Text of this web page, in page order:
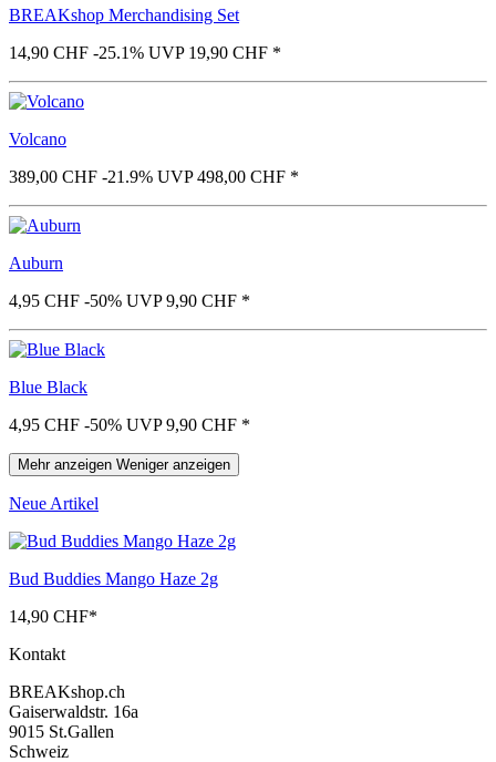
BREAKshop Merchandising Set
14,90 CHF -25.1% UVP 19,90 CHF *
Volcano
389,00 CHF -21.9% UVP 498,00 CHF *
Auburn
4,95 CHF -50% UVP 9,90 CHF *
Blue Black
4,95 CHF -50% UVP 9,90 CHF *
Mehr anzeigen Weniger anzeigen
Neue Artikel
Bud Buddies Mango Haze 2g
14,90 CHF*
Kontakt
BREAKshop.ch
Gaiserwaldstr. 16a
9015 St.Gallen
Schweiz